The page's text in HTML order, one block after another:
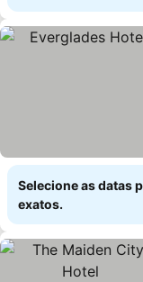
Selecione as datas
exatos.